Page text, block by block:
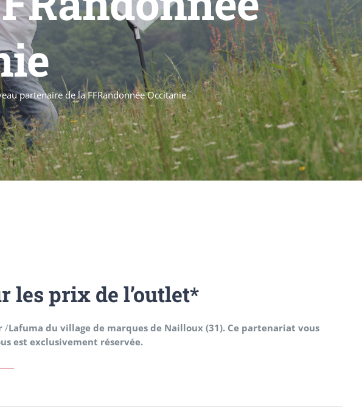
partenaire de la FFRandonnée Occitanie
les prix de l’outlet*
/Lafuma du village de marques de Nailloux (31). Ce partenariat vous
est exclusivement réservée.